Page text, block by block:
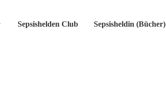
Sepsishelden Club Sepsisheldin (Bücher)